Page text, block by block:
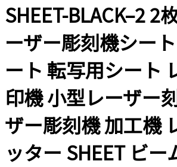
SHEET-BLACK–2 2
ーザー彫刻機シー
ート 転写用シート
印機 小型レーザー
ザー彫刻機 加工機
ッター SHEET ビー